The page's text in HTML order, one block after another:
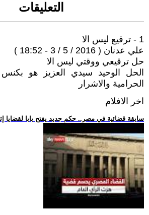
التعليقات
1 - ترقيع ليس الا
علي عدنان ( 2016 / 5 / 3 - 18:52 )
حل ترقيعي ووقتي ليس الا
الحل الوحيد سيدي العزيز هو
الحرامية والاشرار
اخر الافلام
.. سابقة قضائية في مصر.. حكم جديد يفتح بابا لقضايا